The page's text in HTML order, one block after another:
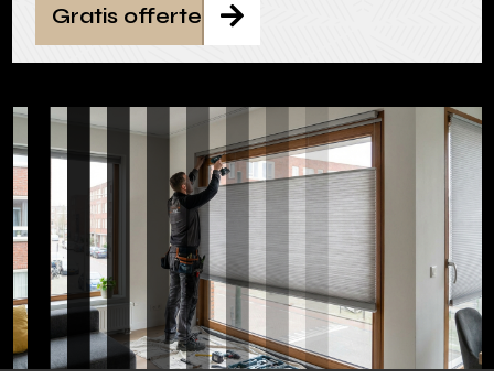

Gratis offerte